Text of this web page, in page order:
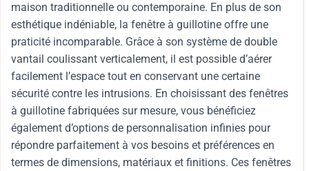
maison traditionnelle ou contemporaine. En plus de son
esthétique indéniable, la fenêtre à guillotine offre une
praticité incomparable. Grâce à son système de double
vantail coulissant verticalement, il est possible d’aérer
facilement l’espace tout en conservant une certaine
sécurité contre les intrusions. En choisissant des fenêtres
à guillotine fabriquées sur mesure, vous bénéficiez
également d’options de personnalisation infinies pour
répondre parfaitement à vos besoins et préférences en
termes de dimensions, matériaux et finitions. Ces fenêtres